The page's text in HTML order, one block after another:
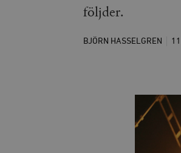
följder.
BJÖRN HASSELGREN